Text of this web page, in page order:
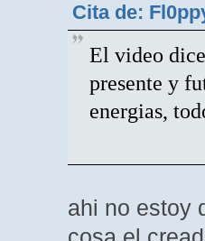
Cita de:
El video
presente y
energias,
ahi no estoy